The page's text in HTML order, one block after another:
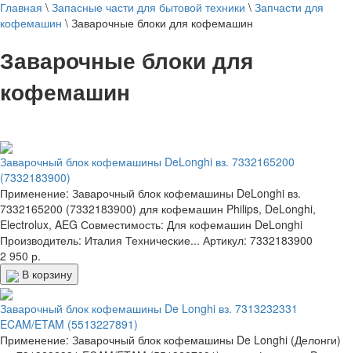
Главная \ Запасные части для бытовой техники \ Запчасти для
кофемашин \ Заварочные блоки для кофемашин
Заварочные блоки для
кофемашин
Заварочный блок кофемашины DeLonghi вз. 7332165200
(7332183900)
Применение: Заварочный блок кофемашины DeLonghi вз.
7332165200 (7332183900) для кофемашин Philips, DeLonghi,
Electrolux, AEG Совместимость: Для кофемашин DeLonghi
Производитель: Италия Технические... Артикул: 7332183900
2 950 р.
В корзину
Заварочный блок кофемашины De Longhi вз. 7313232331
ECAM/ETAM (5513227891)
Применение: Заварочный блок кофемашины De Longhi (Делонги)